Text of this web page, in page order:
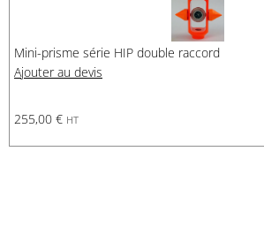
Mini-prisme série HIP double raccord
Ajouter au devis
255,00 € HT